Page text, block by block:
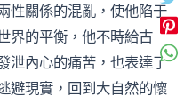
性關係的混亂，使他陷于
界的平衡，他不時給古
泄內心的痛苦，也表達了
避現實，回到大自然的懷